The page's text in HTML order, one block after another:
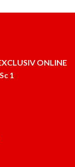
ONLINE
1